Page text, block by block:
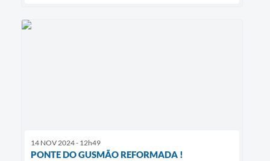
14 NOV 2024 - 12h49
PONTE DO GUSMÃO REFORMADA !